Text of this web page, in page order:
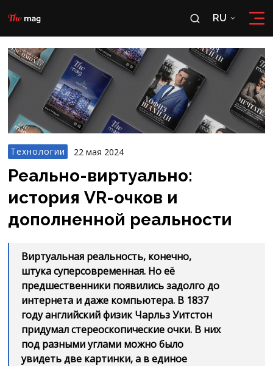
RU
RU
OʻZ
Технологии 22 мая 2024
Реально-виртуально:
история VR-очков и
дополненной реальности
Виртуальная реальность, конечно,
штука суперсовременная. Но её
предшественники появились задолго до
интернета и даже компьютера. В 1837
году английский физик Чарльз Уитстон
придумал стереоскопические очки. В них
под разными углами можно было
увидеть две картинки, а в единое